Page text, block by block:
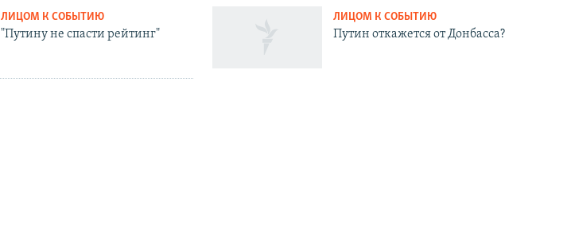
ЛИЦОМ К СОБЫТИЮ
"Путину не спасти рейтинг"
ЛИЦОМ К СОБЫТИЮ
Путин откажется от Донбасса?